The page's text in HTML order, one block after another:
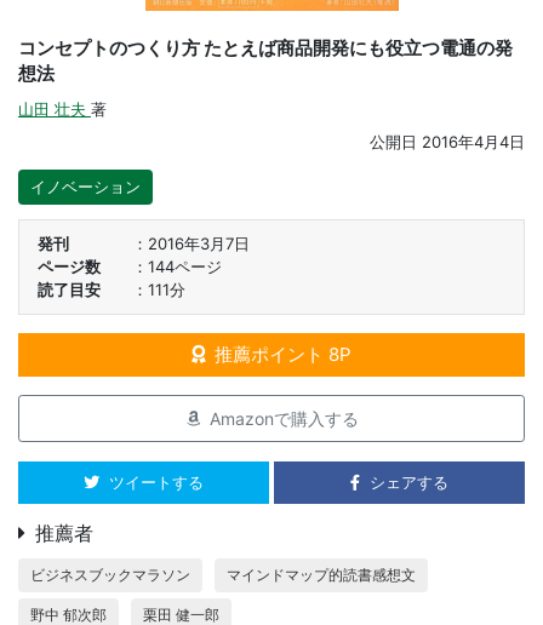
コンセプトのつくり方 たとえば商品開発にも役立つ電通の発
想法
山田 壮夫 著
公開日 2016年4月4日
イノベーション
発刊
2016年3月7日
ページ数
144ページ
読了目安
111分
推薦ポイント 8P
Amazonで購入する
ツイートする シェアする
推薦者
ビジネスブックマラソン マインドマップ的読書感想文
野中 郁次郎 栗田 健一郎